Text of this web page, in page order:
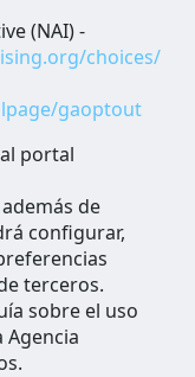
(NAI) -
choices/
gaoptout
portal
de
configurar,
terceros.
sobre el uso
Agencia